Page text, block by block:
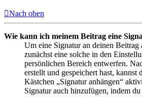
Nach oben
Wie kann ich meinem Beitrag eine
Um eine Signatur an deinen Beitrag
zunächst eine solche in den
persönlichen Bereich entwerfen.
erstellt und gespeichert hast, kannst
Kästchen „Signatur anhängen“
Signatur auch hinzufügen, indem